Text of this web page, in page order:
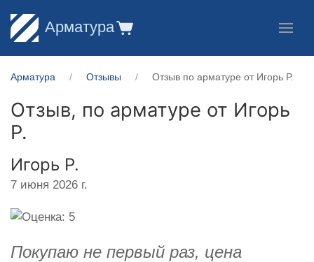
Арматура
Арматура Отзывы Отзыв по арматуре от Игорь Р.
Отзыв, по арматуре от Игорь
Р.
Игорь Р.
7 июня 2026 г.
Покупаю не первый раз, цена